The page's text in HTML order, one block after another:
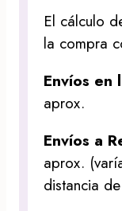
El cálculo
la compra
Envíos en
aprox.
Envíos a
aprox.
distancia